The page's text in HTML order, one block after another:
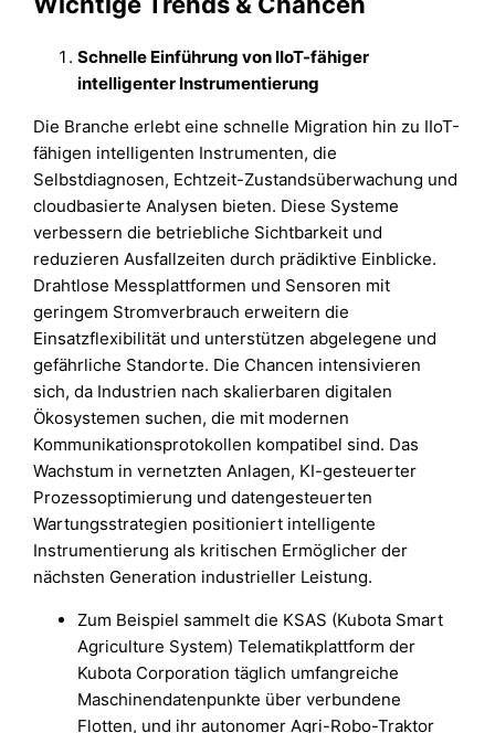
Schnelle Einführung von IIoT-fähiger
intelligenter Instrumentierung
Die Branche erlebt eine schnelle Migration hin zu IIoT-
fähigen intelligenten Instrumenten, die
Selbstdiagnosen, Echtzeit-Zustandsüberwachung und
cloudbasierte Analysen bieten. Diese Systeme
verbessern die betriebliche Sichtbarkeit und
reduzieren Ausfallzeiten durch prädiktive Einblicke.
Drahtlose Messplattformen und Sensoren mit
geringem Stromverbrauch erweitern die
Einsatzflexibilität und unterstützen abgelegene und
gefährliche Standorte. Die Chancen intensivieren
sich, da Industrien nach skalierbaren digitalen
Ökosystemen suchen, die mit modernen
Kommunikationsprotokollen kompatibel sind. Das
Wachstum in vernetzten Anlagen, KI-gesteuerter
Prozessoptimierung und datengesteuerten
Wartungsstrategien positioniert intelligente
Instrumentierung als kritischen Ermöglicher der
nächsten Generation industrieller Leistung.
Zum Beispiel sammelt die KSAS (Kubota Smart
Agriculture System) Telematikplattform der
Kubota Corporation täglich umfangreiche
Maschinendatenpunkte über verbundene
Flotten, und ihr autonomer Agri-Robo-Traktor